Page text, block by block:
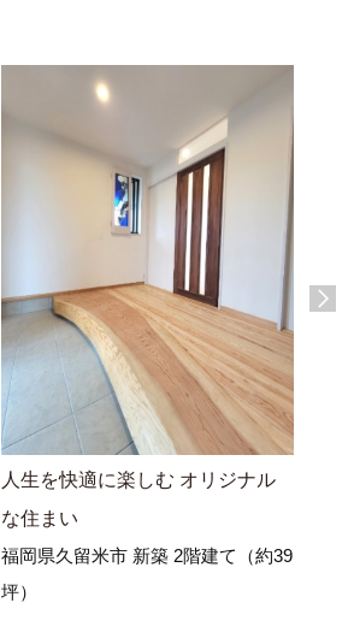
人生を快適に楽しむ オリジナル
な住まい
福岡県久留米市 新築 2階建て（約39
坪）